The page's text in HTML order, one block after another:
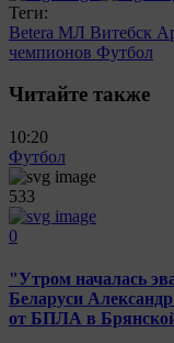
Теги:
Betera МЛ Витебск
чемпионов Футбол
Читайте также
10:20
Футбол
533
0
"Утром началась
Беларуси
от БПЛА в